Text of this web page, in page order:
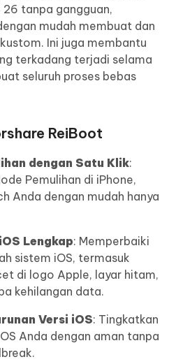
26 tanpa gangguan,
mudah membuat dan
Ini juga membantu
terkadang terjadi selama
seluruh proses bebas
ReiBoot
dengan Satu Klik:
Pemulihan di iPhone,
Anda dengan mudah hanya
Lengkap: Memperbaiki
sistem iOS, termasuk
di logo Apple, layar hitam,
kehilangan data.
Versi iOS: Tingkatkan
Anda dengan aman tanpa